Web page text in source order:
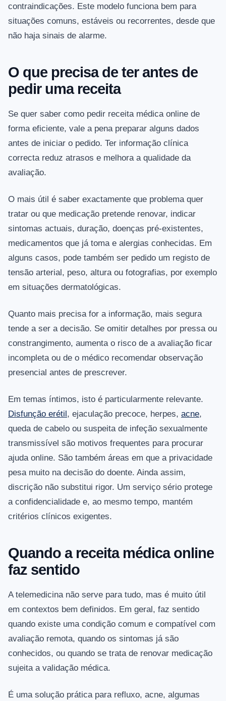
contraindicações. Este modelo funciona bem para
situações comuns, estáveis ou recorrentes, desde que
não haja sinais de alarme.
O que precisa de ter antes de
pedir uma receita
Se quer saber como pedir receita médica online de
forma eficiente, vale a pena preparar alguns dados
antes de iniciar o pedido. Ter informação clínica
correcta reduz atrasos e melhora a qualidade da
avaliação.
O mais útil é saber exactamente que problema quer
tratar ou que medicação pretende renovar, indicar
sintomas actuais, duração, doenças pré-existentes,
medicamentos que já toma e alergias conhecidas. Em
alguns casos, pode também ser pedido um registo de
tensão arterial, peso, altura ou fotografias, por exemplo
em situações dermatológicas.
Quanto mais precisa for a informação, mais segura
tende a ser a decisão. Se omitir detalhes por pressa ou
constrangimento, aumenta o risco de a avaliação ficar
incompleta ou de o médico recomendar observação
presencial antes de prescrever.
Em temas íntimos, isto é particularmente relevante.
Disfunção erétil, ejaculação precoce, herpes, acne,
queda de cabelo ou suspeita de infeção sexualmente
transmissível são motivos frequentes para procurar
ajuda online. São também áreas em que a privacidade
pesa muito na decisão do doente. Ainda assim,
discrição não substitui rigor. Um serviço sério protege
a confidencialidade e, ao mesmo tempo, mantém
critérios clínicos exigentes.
Quando a receita médica online
faz sentido
A telemedicina não serve para tudo, mas é muito útil
em contextos bem definidos. Em geral, faz sentido
quando existe uma condição comum e compatível com
avaliação remota, quando os sintomas já são
conhecidos, ou quando se trata de renovar medicação
sujeita a validação médica.
É uma solução prática para refluxo, acne, algumas